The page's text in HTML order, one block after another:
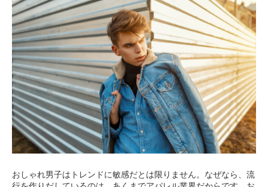
おしゃれ男子はトレンドに敏感だとは限りません。なぜなら、流